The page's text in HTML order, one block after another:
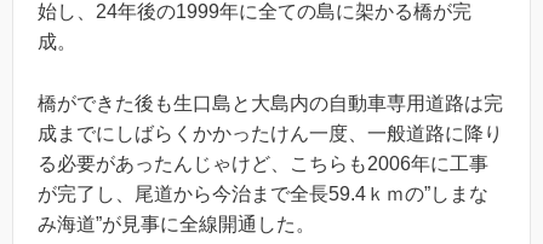
始し、24年後の1999年に全ての島に架かる橋が完
成。
橋ができた後も生口島と大島内の自動車専用道路は完
成までにしばらくかかったけん一度、一般道路に降り
る必要があったんじゃけど、こちらも2006年に工事
が完了し、尾道から今治まで全長59.4ｋｍの”しまな
み海道”が見事に全線開通した。